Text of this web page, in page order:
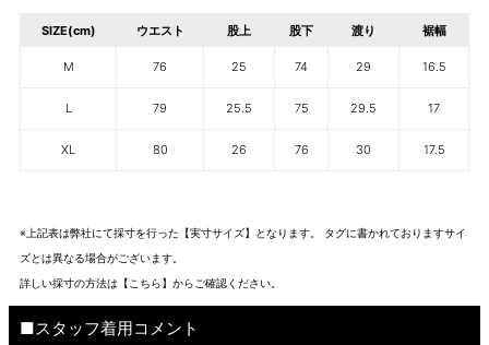
SIZE(cm) ウエスト 股上 股下 渡り 裾幅
M 76 25 74 29 16.5
L 79 25.5 75 29.5 17
XL 80 26 76 30 17.5
※上記表は弊社にて採寸を行った【実寸サイズ】となります。 タグに書かれておりますサイ
ズとは異なる場合がございます。
詳しい採寸の方法は 【こちら】から ご確認ください。
■スタッフ着用コメント